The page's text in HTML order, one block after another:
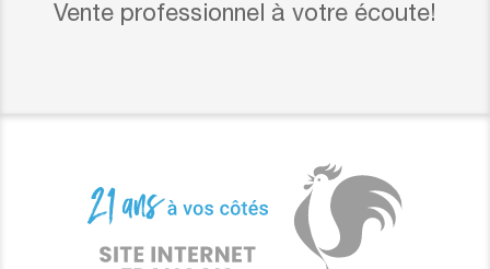
Vente professionnel à votre écoute!